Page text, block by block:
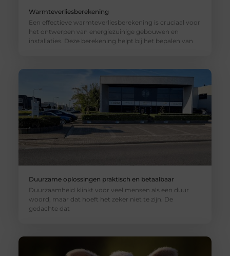
Warmteverliesberekening
Een effectieve warmteverliesberekening is cruciaal voor
het ontwerpen van energiezuinige gebouwen en
installaties. Deze berekening helpt bij het bepalen van
Duurzame oplossingen praktisch en betaalbaar
Duurzaamheid klinkt voor veel mensen als een duur
woord, maar dat hoeft het zeker niet te zijn. De
gedachte dat